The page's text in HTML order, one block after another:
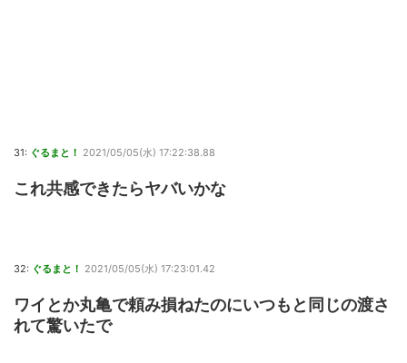
31: ぐるまと！ 2021/05/05(水) 17:22:38.88
これ共感できたらヤバいかな
32: ぐるまと！ 2021/05/05(水) 17:23:01.42
ワイとか丸亀で頼み損ねたのにいつもと同じの渡さ
れて驚いたで